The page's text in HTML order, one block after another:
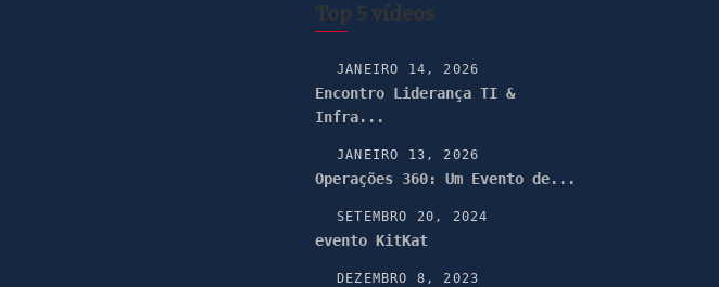
Top 5 vídeos
JANEIRO 14, 2026
Encontro Liderança TI &
Infra...
JANEIRO 13, 2026
Operações 360: Um Evento de...
SETEMBRO 20, 2024
evento KitKat
DEZEMBRO 8, 2023